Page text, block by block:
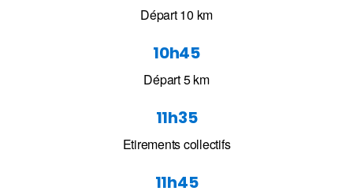
Départ 10 km
10h45
Départ 5 km
11h35
Etirements collectifs
11h45